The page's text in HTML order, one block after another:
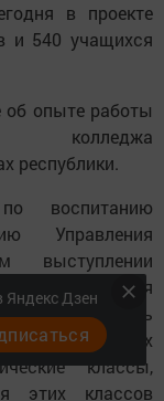
в проекте
и 540 учащихся
об опыте работы
колледжа
республики.
воспитанию
Управления
выступлении
решения
классы,
этих классов
Дзен